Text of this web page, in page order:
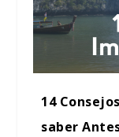
14
saber